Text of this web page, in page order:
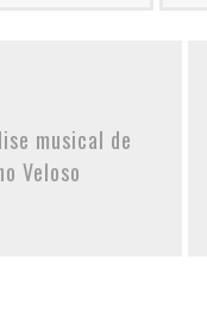
musical de
Veloso